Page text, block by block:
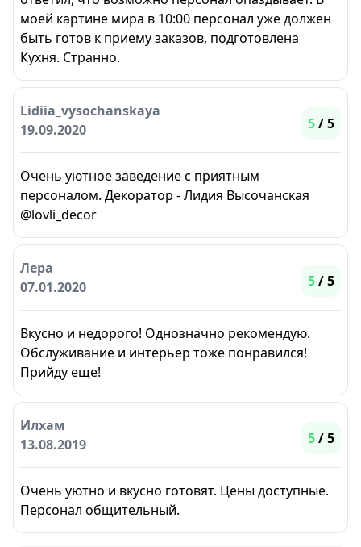
моей картине мира в 10:00 персонал уже должен
быть готов к приему заказов, подготовлена
Кухня. Странно.
Lidiia_vysochanskaya
19.09.2020
5/ 5
Очень уютное заведение с приятным
персоналом. Декоратор - Лидия Высочанская
@lovli_decor
Лера
07.01.2020
5/ 5
Вкусно и недорого! Однозначно рекомендую.
Обслуживание и интерьер тоже понравился!
Прийду еще!
Илхам
13.08.2019
5/ 5
Очень уютно и вкусно готовят. Цены доступные.
Персонал общительный.